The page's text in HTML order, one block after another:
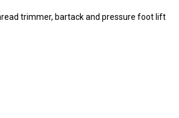
trimmer, bartack and pressure foot lift